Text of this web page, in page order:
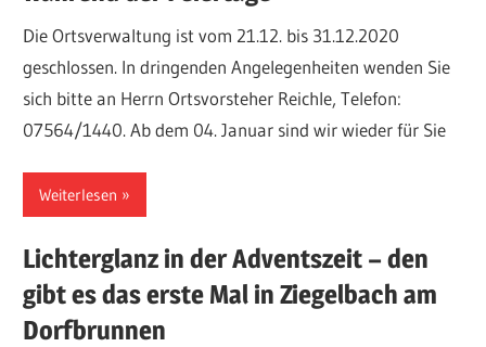
Die Ortsverwaltung ist vom 21.12. bis 31.12.2020
geschlossen. In dringenden Angelegenheiten wenden Sie
sich bitte an Herrn Ortsvorsteher Reichle, Telefon:
07564/1440. Ab dem 04. Januar sind wir wieder für Sie
Weiterlesen
Lichterglanz in der Adventszeit – den
gibt es das erste Mal in Ziegelbach am
Dorfbrunnen